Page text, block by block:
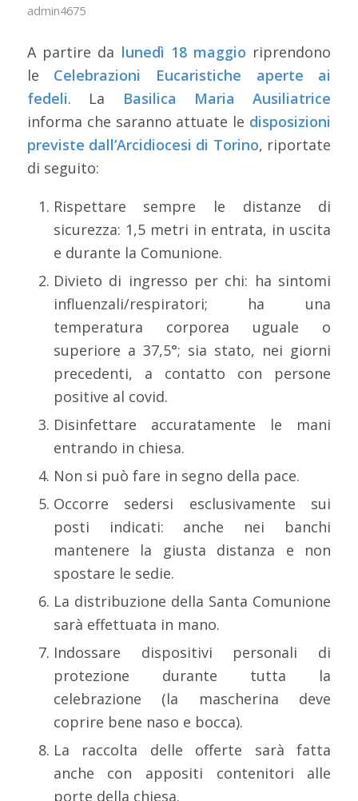
admin4675
A partire da lunedì 18 maggio riprendono
le Celebrazioni Eucaristiche aperte ai
fedeli. La
Basilica Maria Ausiliatrice
informa che saranno attuate le disposizioni
previste dall’Arcidiocesi di Torino, riportate
di seguito:
Rispettare sempre le distanze di
sicurezza: 1,5 metri in entrata, in uscita
e durante la Comunione.
Divieto di ingresso per chi: ha sintomi
influenzali/respiratori; ha una
temperatura corporea uguale o
superiore a 37,5°; sia stato, nei giorni
precedenti, a contatto con persone
positive al covid.
Disinfettare accuratamente le mani
entrando in chiesa.
Non si può fare in segno della pace.
Occorre sedersi esclusivamente sui
posti indicati: anche nei banchi
mantenere la giusta distanza e non
spostare le sedie.
La distribuzione della Santa Comunione
sarà effettuata in mano.
Indossare dispositivi personali di
protezione durante tutta la
celebrazione (la mascherina deve
coprire bene naso e bocca).
La raccolta delle offerte sarà fatta
anche con appositi contenitori alle
porte della chiesa.